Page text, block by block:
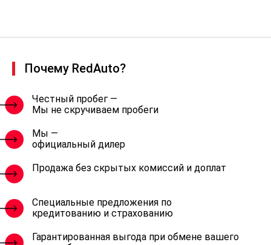
Почему RedAuto?
Честный пробег —
Мы не скручиваем пробеги
Мы —
официальный дилер
Продажа без скрытых комиссий и доплат
Специальные предложения по
кредитованию и страхованию
Гарантированная выгода при обмене вашего